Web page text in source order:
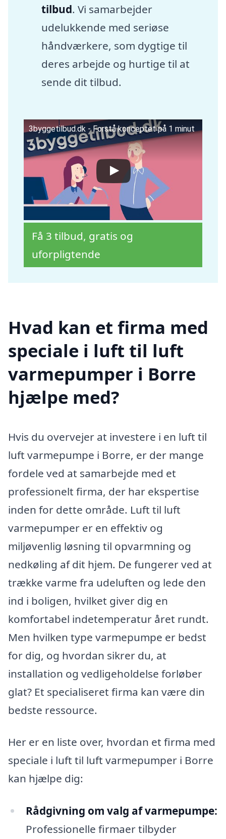
tilbud. Vi samarbejder
udelukkende med seriøse
håndværkere, som dygtige til
deres arbejde og hurtige til at
sende dit tilbud.
3byggetilbud.dk - Forstå konceptet på 1 minut
Få 3 tilbud, gratis og
uforpligtende
Hvad kan et firma med
speciale i luft til luft
varmepumper i Borre
hjælpe med?
Hvis du overvejer at investere i en luft til
luft varmepumpe i Borre, er der mange
fordele ved at samarbejde med et
professionelt firma, der har ekspertise
inden for dette område. Luft til luft
varmepumper er en effektiv og
miljøvenlig løsning til opvarmning og
nedkøling af dit hjem. De fungerer ved at
trække varme fra udeluften og lede den
ind i boligen, hvilket giver dig en
komfortabel indetemperatur året rundt.
Men hvilken type varmepumpe er bedst
for dig, og hvordan sikrer du, at
installation og vedligeholdelse forløber
glat? Et specialiseret firma kan være din
bedste ressource.
Her er en liste over, hvordan et firma med
speciale i luft til luft varmepumper i Borre
kan hjælpe dig:
Rådgivning om valg af varmepumpe:
Professionelle firmaer tilbyder